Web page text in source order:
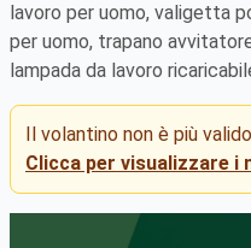
lavoro per uomo, valigetta
per uomo, trapano
lampada da lavoro
Il volantino non è più
Clicca per visualizzare i